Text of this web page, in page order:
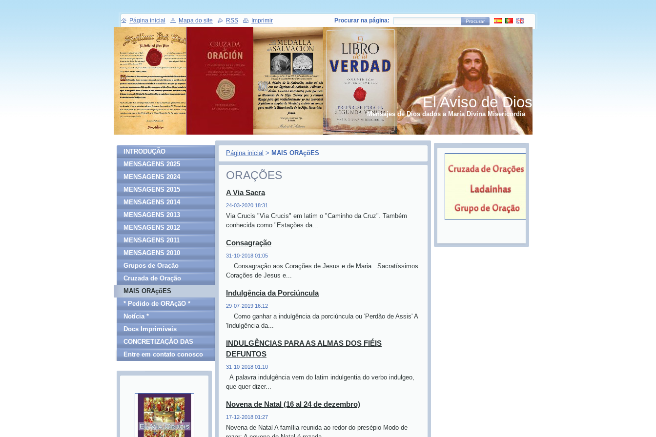
El Aviso de Dios
Mensajes de Dios dados a María Divina Misericordia
Página inicial > MAIS ORAçõES
ORAÇÕES
A Via Sacra
24-03-2020 18:31
Via Crucis "Via Crucis" em latim o "Caminho da Cruz". Também
conhecida como "Estações da...
Consagração
31-10-2018 01:05
Consagração aos Corações de Jesus e de Maria Sacratíssimos
Corações de Jesus e...
Indulgência da Porciúncula
29-07-2019 16:12
Como ganhar a indulgência da porciúncula ou 'Perdão de Assis' A
'Indulgência da...
INDULGÊNCIAS PARA AS ALMAS DOS FIÉIS
DEFUNTOS
31-10-2018 01:10
A palavra indulgência vem do latim indulgentia do verbo indulgeo,
que quer dizer...
Novena de Natal (16 al 24 de dezembro)
17-12-2018 01:27
Novena de Natal A família reunida ao redor do presépio Modo de
INTRODUÇÃO
MENSAGENS 2025
MENSAGENS 2024
MENSAGENS 2015
MENSAGENS 2014
MENSAGENS 2013
MENSAGENS 2012
MENSAGENS 2011
MENSAGENS 2010
Grupos de Oração
Cruzada de Oração
MAIS ORAçõES
* Pedido de ORAçãO *
Notícia *
Docs Imprimíveis
CONCRETIZAÇÃO DAS
MENSAGENS
Entre em contato conosco
Página inicial Mapa do site RSS Imprimir Procurar na página: Procurar